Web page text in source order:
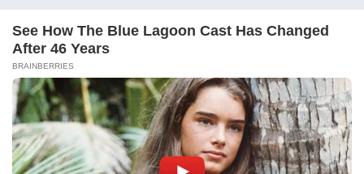
Follow Kabarbaru
Kabarbaru.co